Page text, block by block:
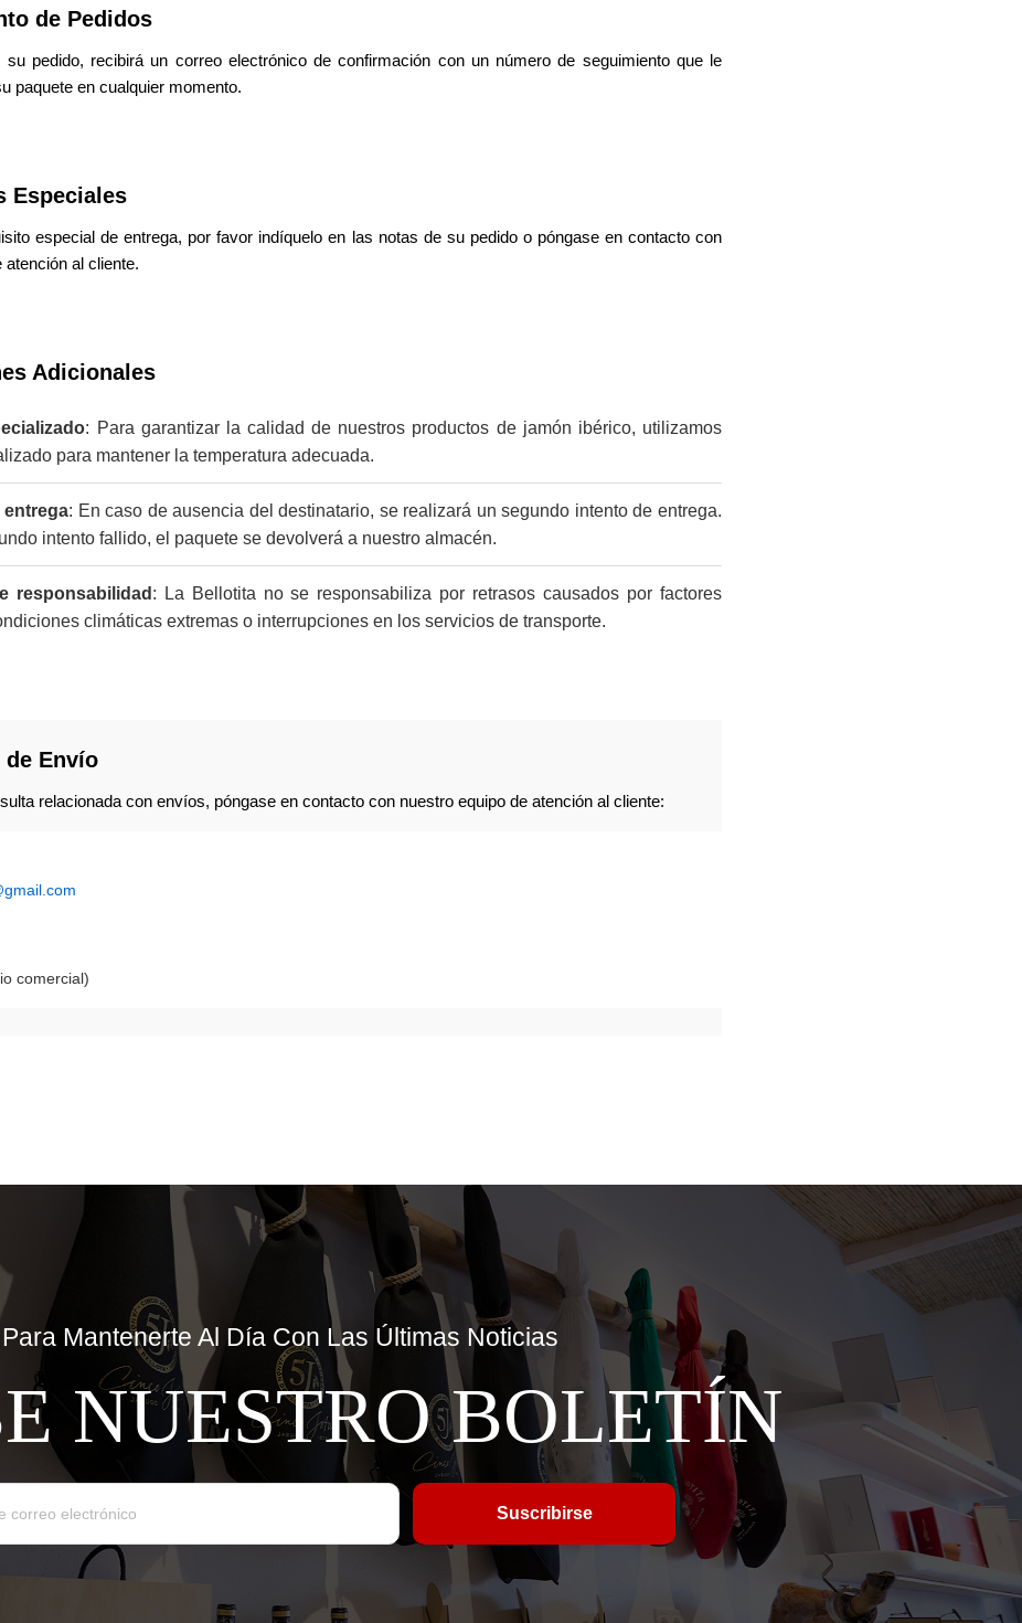
de Pedidos
su pedido, recibirá un correo electrónico de confirmación con un número de seguimiento que le
paquete en cualquier momento.
Especiales
especial de entrega, por favor indíquelo en las notas de su pedido o póngase en contacto con
al cliente.
Adicionales
: Para garantizar la calidad de nuestros productos de jamón ibérico, utilizamos
para mantener la temperatura adecuada.
: En caso de ausencia del destinatario, se realizará un segundo intento de entrega.
intento fallido, el paquete se devolverá a nuestro almacén.
responsabilidad : La Bellotita no se responsabiliza por retrasos causados por factores
climáticas extremas o interrupciones en los servicios de transporte.
de Envío
relacionada con envíos, póngase en contacto con nuestro equipo de atención al cliente:
comercial)
Para Mantenerte Al Día Con Las Últimas Noticias
NUESTRO BOLETÍN